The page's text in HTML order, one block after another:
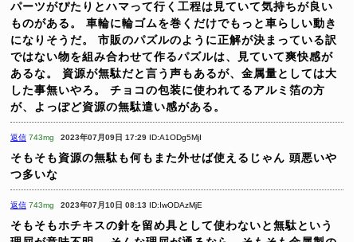
パーツがぴたりとハマって行く工程は見ていて気持ちが良い
ものがある。
車輪に輪ゴムを巻くだけでもっと車らしい動き
になりそうだ。
市販のパズルのように正解が決まっている訳
ではない物を組み合わせて作るパズルは、見ていて爽快感が
あるな。
資源が無駄だと言う声もあるが、金属量としては大
した事無いやろ。
チョコの包装に使われてるアルミ箔の方
が、よっぽど資源の無駄遣い感がある。
返信 743mg 2023年07月09日 17:29 ID:A1ODg5MjI
そもそも資源の無駄も何もまた外せば使えるじゃん 頭悪いや
つ多いな
返信 743mg 2023年07月10日 08:13 ID:IwODAzMjE
そもそもホチキスの針を留め具として使わないと無駄という